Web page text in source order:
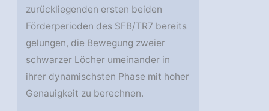
zurückliegenden ersten beiden
Förderperioden des SFB/TR7 bereits
gelungen, die Bewegung zweier
schwarzer Löcher umeinander in
ihrer dynamischsten Phase mit hoher
Genauigkeit zu berechnen.